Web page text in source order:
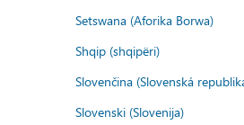
Setswana (Aforika Borwa)
Shqip (shqipëri)
Slovenčina (Slovenská
Slovenski (Slovenija)